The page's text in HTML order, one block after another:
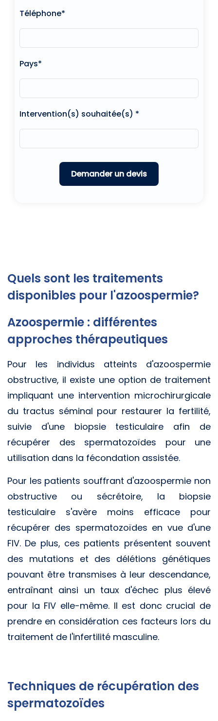
Téléphone*
Pays*
Intervention(s) souhaitée(s) *
Quels sont les traitements
disponibles pour l'azoospermie?
Azoospermie : différentes
approches thérapeutiques
Pour les individus atteints d'azoospermie
obstructive, il existe une option de traitement
impliquant une intervention microchirurgicale
du tractus séminal pour restaurer la fertilité,
suivie d'une biopsie testiculaire afin de
récupérer des spermatozoïdes pour une
utilisation dans la fécondation assistée.
Pour les patients souffrant d'azoospermie non
obstructive ou sécrétoire, la biopsie
testiculaire s'avère moins efficace pour
récupérer des spermatozoïdes en vue d'une
FIV. De plus, ces patients présentent souvent
des mutations et des délétions génétiques
pouvant être transmises à leur descendance,
entraînant ainsi un taux d'échec plus élevé
pour la FIV elle-même. Il est donc crucial de
prendre en considération ces facteurs lors du
traitement de l'infertilité masculine.
Techniques de récupération des
spermatozoïdes